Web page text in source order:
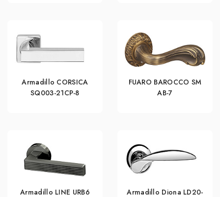
Armadillo CORSICA
SQ003-21CP-8
FUARO BAROCCO SM
AB-7
Armadillo LINE URB6
Armadillo Diona LD20-